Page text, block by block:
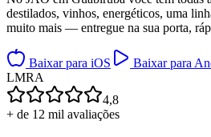
destilados, vinhos, energéticos, uma
muito mais — entregue na sua porta,
Baixar para iOS
Baixar para
LMRA
4,8
+ de 12 mil avaliações